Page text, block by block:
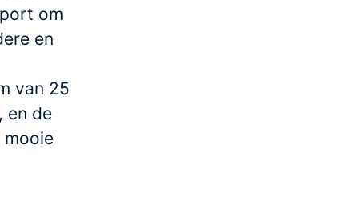
om
en
van 25
en de
mooie